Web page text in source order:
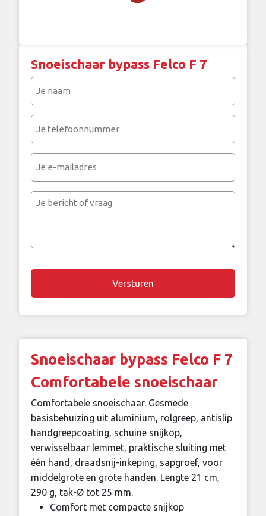
Snoeischaar bypass Felco F 7
(Vereist)
(Vereist)
mailadres
Je
Chapta
Snoeischaar bypass Felco F 7
Comfortabele snoeischaar
Comfortabele snoeischaar. Gesmede
basisbehuizing uit aluminium, rolgreep, antislip
handgreepcoating, schuine snijkop,
verwisselbaar lemmet, praktische sluiting met
één hand, draadsnij-inkeping, sapgroef, voor
middelgrote en grote handen. Lengte 21 cm,
290 g, tak-Ø tot 25 mm.
Comfort met compacte snijkop